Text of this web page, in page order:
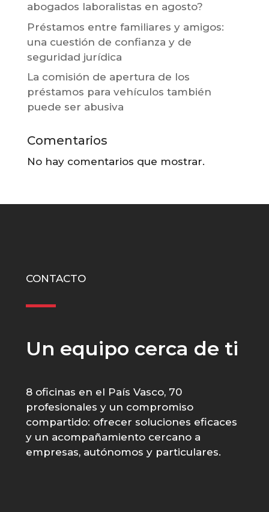
abogados laboralistas en agosto?
Préstamos entre familiares y amigos:
una cuestión de confianza y de
seguridad jurídica
La comisión de apertura de los
préstamos para vehículos también
puede ser abusiva
Comentarios
No hay comentarios que mostrar.
CONTACTO
Un equipo cerca de ti
8 oficinas en el País Vasco, 70
profesionales y un compromiso
compartido: ofrecer soluciones eficaces
y un acompañamiento cercano a
empresas, autónomos y particulares.